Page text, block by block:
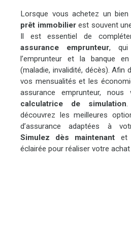
pour plus de praticité. Située à
voiture de toutes les commodités
maternelles, collège, commerces
médecins généralistes), cette villa
des services. Une opportunité rare
standing avec une vue mer
dès maintenant pour organiser une
Lorsque vous achetez un
prêt immobilierest souvent
Il est essentiel de
assurance emprunteur, qui
l’emprunteur et la banque
(maladie, invalidité, décès). Afin
vos mensualités et les
assurance emprunteur,
calculatrice de simulation.
découvrez les meilleures
d’assurance adaptées à
Simulez dès maintenant et
éclairée pour réaliser votre